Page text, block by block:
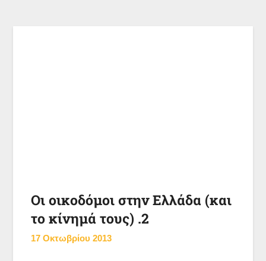
Οι οικοδόμοι στην Ελλάδα (και
το κίνημά τους) .2
17 Οκτωβρίου 2013